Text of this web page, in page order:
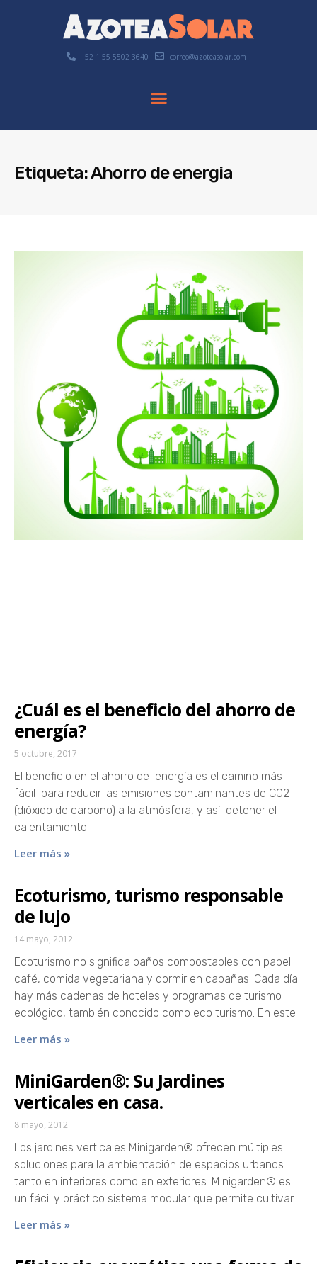
+52 1 55 5502 3640 correo@azoteasolar.com
Etiqueta: Ahorro de energia
¿Cuál es el beneficio del ahorro de
energía?
5 octubre, 2017
El beneficio en el ahorro de energía es el camino más
fácil para reducir las emisiones contaminantes de CO2
(dióxido de carbono) a la atmósfera, y así detener el
calentamiento
Leer más »
Ecoturismo, turismo responsable
de lujo
14 mayo, 2012
Ecoturismo no significa baños compostables con papel
café, comida vegetariana y dormir en cabañas. Cada día
hay más cadenas de hoteles y programas de turismo
ecológico, también conocido como eco turismo. En este
Leer más »
MiniGarden®: Su Jardines
verticales en casa.
8 mayo, 2012
Los jardines verticales Minigarden® ofrecen múltiples
soluciones para la ambientación de espacios urbanos
tanto en interiores como en exteriores. Minigarden® es
un fácil y práctico sistema modular que permite cultivar
Leer más »